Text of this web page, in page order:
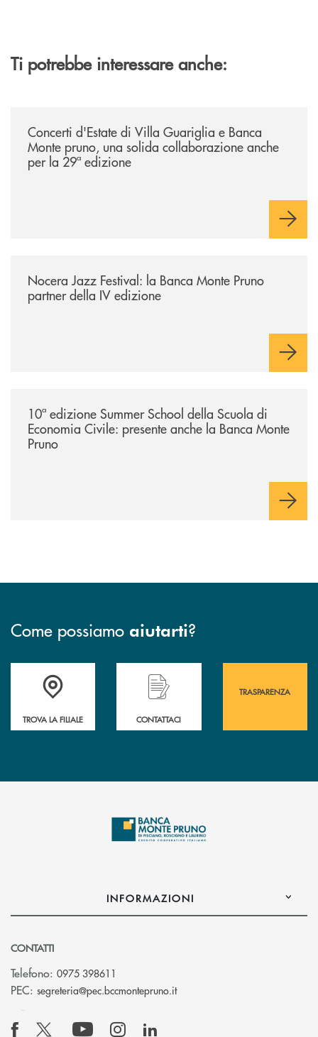
Ti potrebbe interessare anche:
Concerti d'Estate di Villa Guariglia e Banca
Monte pruno, una solida collaborazione anche
per la 29ª edizione
Nocera Jazz Festival: la Banca Monte Pruno
partner della IV edizione
10ª edizione Summer School della Scuola di
Economia Civile: presente anche la Banca Monte
Pruno
Come possiamo aiutarti?
Accedi all' elenco completo&nbsp; delle&nbsp; filiali&nbsp; di Banca
TROVA LA FILIALE
Hai bisogno di assistenza immediata?
CONTATTACI
TRASPARENZA
INFORMAZIONI
CONTATTI
Telefono: 0975 398611
PEC: segreteria@pec.bccmontepruno.it(si apre l’app di posta